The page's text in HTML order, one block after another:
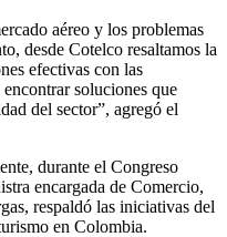
aéreo y los problemas
desde Cotelco resaltamos la
efectivas con las
soluciones que
del sector”, agregó el
durante el Congreso
encargada de Comercio,
respaldó las iniciativas del
en Colombia.